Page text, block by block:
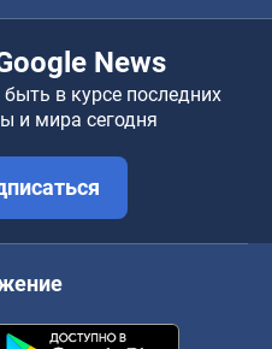
News
в курсе последних
и мира сегодня